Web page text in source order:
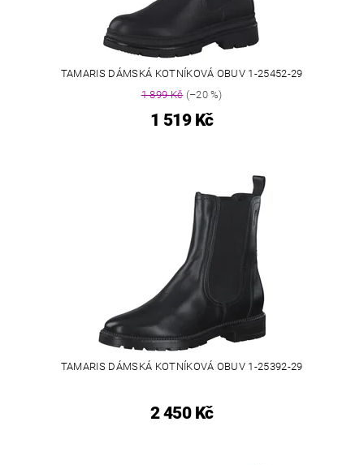
TAMARIS DÁMSKÁ KOTNÍKOVÁ OBUV 1-25452-29
1 899 Kč(–20 %)
1 519 Kč
TAMARIS DÁMSKÁ KOTNÍKOVÁ OBUV 1-25392-29
2 450 Kč